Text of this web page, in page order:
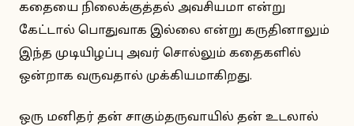
கதையை நிலைக்குத்தல் அவசியமா என்று
கேட்டால் பொதுவாக இல்லை என்று கருதினாலும்
இந்த முடியிழப்பு அவர் சொல்லும் கதைகளில்
ஒன்றாக வருவதால் முக்கியமாகிறது.
ஒரு மனிதர் தன் சாகும்தருவாயில் தன் உடலால்